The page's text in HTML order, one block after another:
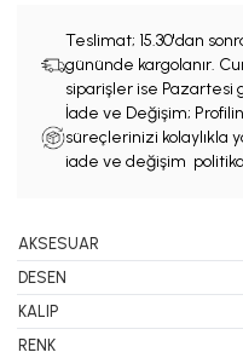
Teslimat; 15.30'dan
gününde kargolanır.
siparişler ise Pazartesi
İade ve Değişim;
süreçlerinizi kolaylıkla
iade ve değişim
AKSESUAR
DESEN
KALIP
RENK